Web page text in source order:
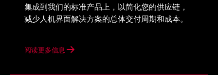
集成到我们的标准产品上，以简化您的供应链，
减少人机界面解决方案的总体交付周期和成本。
阅读更多信息